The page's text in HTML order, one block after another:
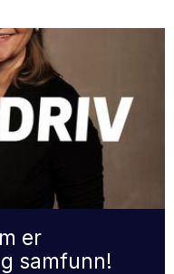
er
samfunn!